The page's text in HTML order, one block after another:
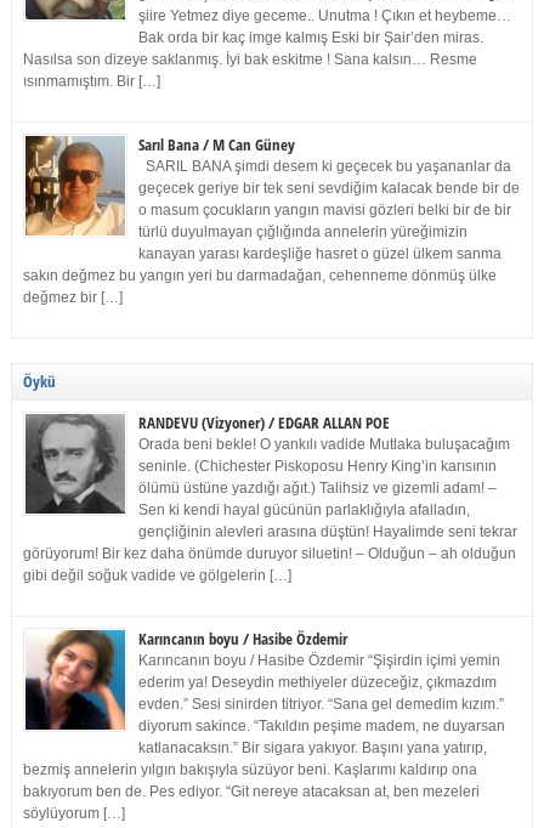
şiire Yetmez diye geceme.. Unutma ! Çıkın et heybeme…
Bak orda bir kaç imge kalmış Eski bir Şair’den miras.
Nasılsa son dizeye saklanmış. İyi bak eskitme ! Sana kalsın… Resme
ısınmamıştım. Bir […]
Sarıl Bana / M Can Güney
SARIL BANA şimdi desem ki geçecek bu yaşananlar da
geçecek geriye bir tek seni sevdiğim kalacak bende bir de
o masum çocukların yangın mavisi gözleri belki bir de bir
türlü duyulmayan çığlığında annelerin yüreğimizin
kanayan yarası kardeşliğe hasret o güzel ülkem sanma
sakın değmez bu yangın yeri bu darmadağan, cehenneme dönmüş ülke
değmez bir […]
Öykü
RANDEVU (Vizyoner) / EDGAR ALLAN POE
Orada beni bekle! O yankılı vadide Mutlaka buluşacağım
seninle. (Chichester Piskoposu Henry King’in karısının
ölümü üstüne yazdığı ağıt.) Talihsiz ve gizemli adam! –
Sen ki kendi hayal gücünün parlaklığıyla afalladın,
gençliğinin alevleri arasına düştün! Hayalimde seni tekrar
görüyorum! Bir kez daha önümde duruyor siluetin! – Olduğun – ah olduğun
gibi değil soğuk vadide ve gölgelerin […]
Karıncanın boyu / Hasibe Özdemir
Karıncanın boyu / Hasibe Özdemir “Şişirdin içimi yemin
ederim ya! Deseydin methiyeler düzeceğiz, çıkmazdım
evden.” Sesi sinirden titriyor. “Sana gel demedim kızım.”
diyorum sakince. “Takıldın peşime madem, ne duyarsan
katlanacaksın.” Bir sigara yakıyor. Başını yana yatırıp,
bezmiş annelerin yılgın bakışıyla süzüyor beni. Kaşlarımı kaldırıp ona
bakıyorum ben de. Pes ediyor. “Git nereye atacaksan at, ben mezeleri
söylüyorum […]